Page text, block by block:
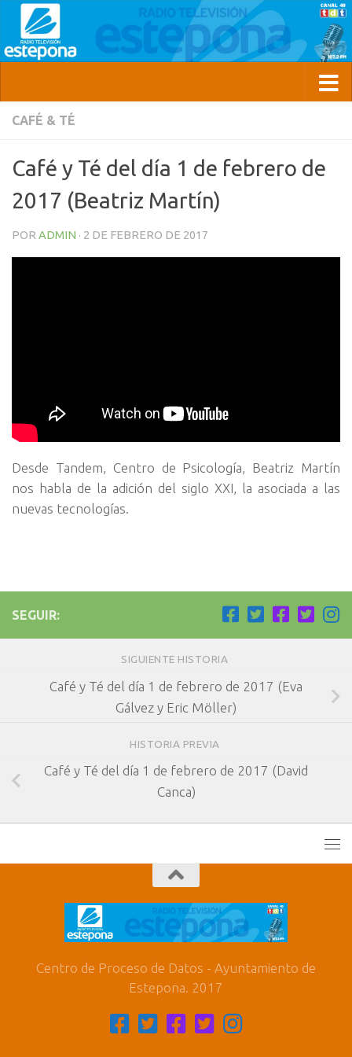
CAFÉ & TÉ
Café y Té del día 1 de febrero de
2017 (Beatriz Martín)
POR ADMIN · 2 DE FEBRERO DE 2017
Desde Tandem, Centro de Psicología, Beatriz Martín
nos habla de la adición del siglo XXI, la asociada a las
nuevas tecnologías.
SEGUIR:
SIGUIENTE HISTORIA
Café y Té del día 1 de febrero de 2017 (Eva
Gálvez y Eric Möller)
HISTORIA PREVIA
Café y Té del día 1 de febrero de 2017 (David
Canca)
Centro de Proceso de Datos - Ayuntamiento de
Estepona. 2017